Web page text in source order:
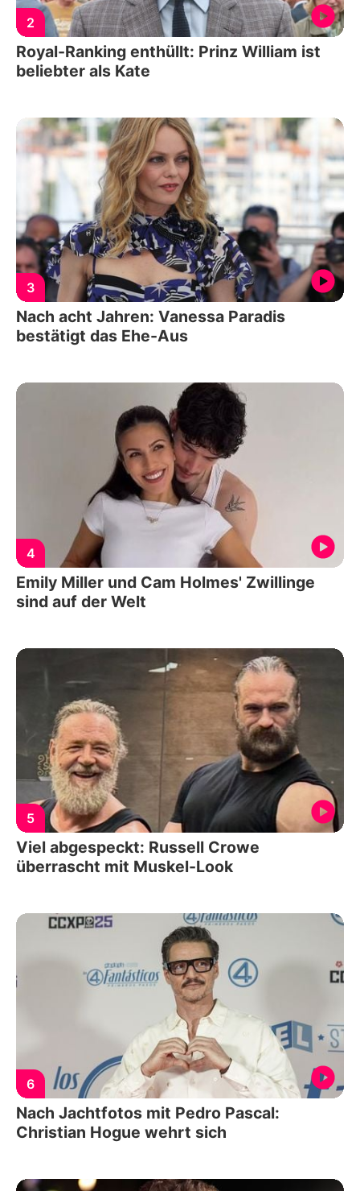
2
Royal-Ranking enthüllt: Prinz William ist
beliebter als Kate
3
Nach acht Jahren: Vanessa Paradis
bestätigt das Ehe-Aus
4
Emily Miller und Cam Holmes' Zwillinge
sind auf der Welt
5
Viel abgespeckt: Russell Crowe
überrascht mit Muskel-Look
6
Nach Jachtfotos mit Pedro Pascal:
Christian Hogue wehrt sich